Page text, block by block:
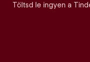
Töltsd le ingyen a